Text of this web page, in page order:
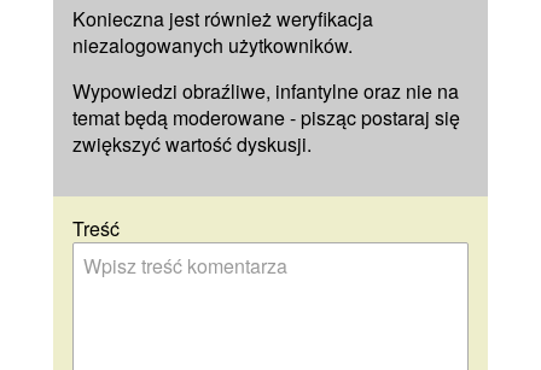
Konieczna jest również weryfikacja
niezalogowanych użytkowników.
Wypowiedzi obraźliwe, infantylne oraz nie na
temat będą moderowane - pisząc postaraj się
zwiększyć wartość dyskusji.
Treść